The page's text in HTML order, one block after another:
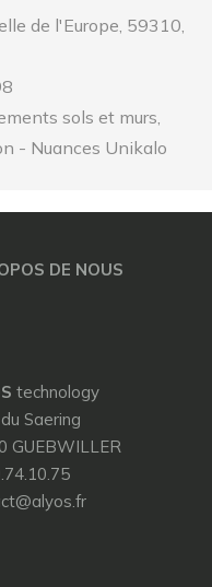
de l'Europe, 59310,
sols et murs,
- Nuances Unikalo
DE NOUS
technology
Saering
GUEBWILLER